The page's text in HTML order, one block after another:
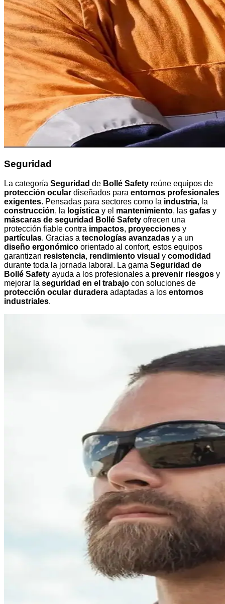
Seguridad
La categoría Seguridad de Bollé Safety reúne equipos de
protección ocular diseñados para entornos profesionales
exigentes. Pensadas para sectores como la industria, la
construcción, la logística y el mantenimiento, las gafas y
máscaras de seguridad Bollé Safety ofrecen una
protección fiable contra impactos, proyecciones y
partículas. Gracias a tecnologías avanzadas y a un
diseño ergonómico orientado al confort, estos equipos
garantizan resistencia, rendimiento visual y comodidad
durante toda la jornada laboral. La gama Seguridad de
Bollé Safety ayuda a los profesionales a prevenir riesgos y
mejorar la seguridad en el trabajo con soluciones de
protección ocular duradera adaptadas a los entornos
industriales.